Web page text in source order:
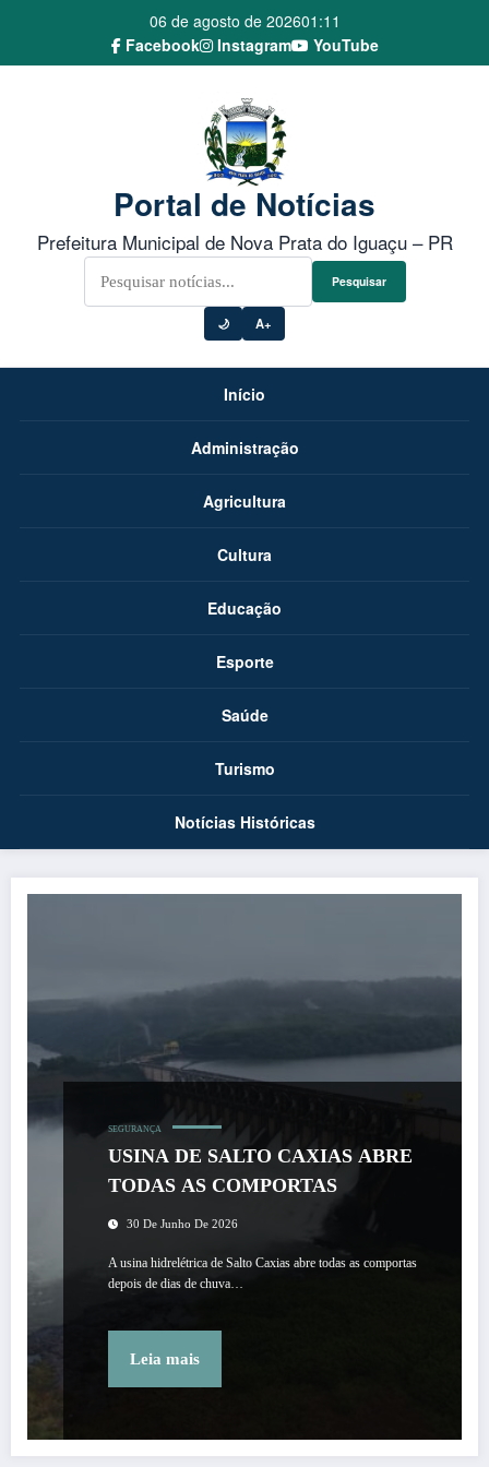
06 de agosto de 202601:11
Facebook Instagram YouTube
Portal de Notícias
Prefeitura Municipal de Nova Prata do Iguaçu – PR
Pesquisar
🌙 A+
Início
Administração
Agricultura
Cultura
Educação
Esporte
Saúde
Turismo
Notícias Históricas
SEGURANÇA
USINA DE SALTO CAXIAS ABRE
TODAS AS COMPORTAS
30 De Junho De 2026
A usina hidrelétrica de Salto Caxias abre todas as comportas
depois de dias de chuva…